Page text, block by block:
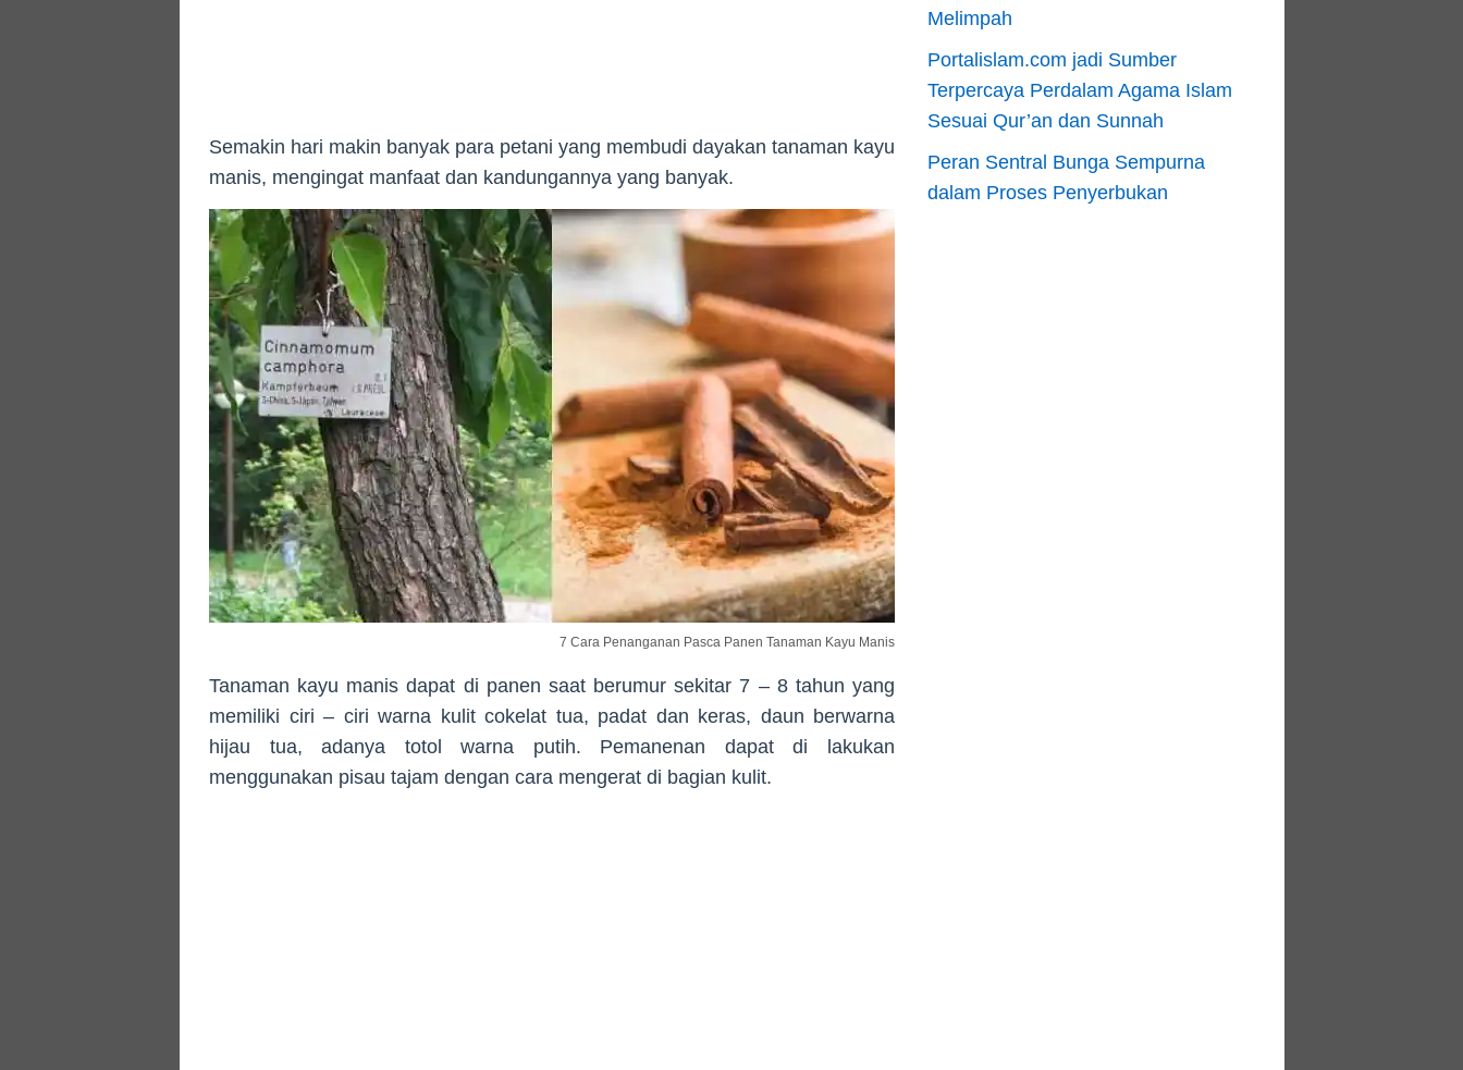
Semakin hari makin banyak para petani yang membudi dayakan tanaman kayu
manis, mengingat manfaat dan kandungannya yang banyak.
7 Cara Penanganan Pasca Panen Tanaman Kayu Manis
Tanaman kayu manis dapat di panen saat berumur sekitar 7 – 8 tahun yang
memiliki ciri – ciri warna kulit cokelat tua, padat dan keras, daun berwarna
hijau tua, adanya totol warna putih. Pemanenan dapat di lakukan
menggunakan pisau tajam dengan cara mengerat di bagian kulit.
Melimpah
Portalislam.com jadi Sumber
Terpercaya Perdalam Agama Islam
Sesuai Qur’an dan Sunnah
Peran Sentral Bunga Sempurna
dalam Proses Penyerbukan